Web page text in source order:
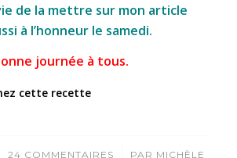
de la mettre sur mon article
à l’honneur le samedi.
journée à tous.
cette recette
24 COMMENTAIRES
/ PAR MICHÈLE